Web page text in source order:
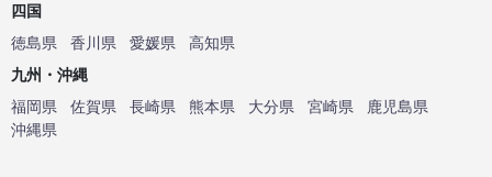
四国
徳島県
香川県 愛媛県
高知県
九州・沖縄
福岡県
佐賀県 長崎県 熊本県 大分県 宮崎県
鹿児島県
沖縄県